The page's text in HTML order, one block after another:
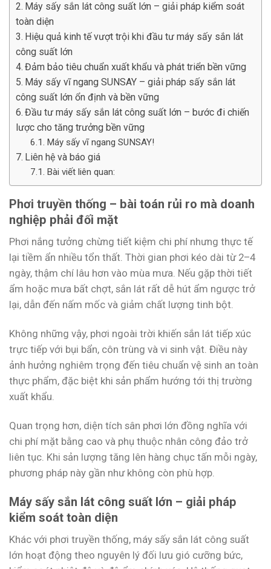
Máy sấy sắn lát công suất lớn – giải pháp kiểm soát
toàn diện
Hiệu quả kinh tế vượt trội khi đầu tư máy sấy sắn lát
công suất lớn
Đảm bảo tiêu chuẩn xuất khẩu và phát triển bền vững
Máy sấy vĩ ngang SUNSAY – giải pháp sấy sắn lát
công suất lớn ổn định và bền vững
Đầu tư máy sấy sắn lát công suất lớn – bước đi chiến
lược cho tăng trưởng bền vững
Máy sấy vĩ ngang SUNSAY!
Liên hệ và báo giá
Bài viết liên quan:
Phơi truyền thống – bài toán rủi ro mà doanh
nghiệp phải đối mặt
Phơi nắng tưởng chừng tiết kiệm chi phí nhưng thực tế
lại tiềm ẩn nhiều tổn thất. Thời gian phơi kéo dài từ 2–4
ngày, thậm chí lâu hơn vào mùa mưa. Nếu gặp thời tiết
ẩm hoặc mưa bất chợt, sắn lát rất dễ hút ẩm ngược trở
lại, dẫn đến nấm mốc và giảm chất lượng tinh bột.
Không những vậy, phơi ngoài trời khiến sắn lát tiếp xúc
trực tiếp với bụi bẩn, côn trùng và vi sinh vật. Điều này
ảnh hưởng nghiêm trọng đến tiêu chuẩn vệ sinh an toàn
thực phẩm, đặc biệt khi sản phẩm hướng tới thị trường
xuất khẩu.
Quan trọng hơn, diện tích sân phơi lớn đồng nghĩa với
chi phí mặt bằng cao và phụ thuộc nhân công đảo trở
liên tục. Khi sản lượng tăng lên hàng chục tấn mỗi ngày,
phương pháp này gần như không còn phù hợp.
Máy sấy sắn lát công suất lớn – giải pháp
kiểm soát toàn diện
Khác với phơi truyền thống, máy sấy sắn lát công suất
lớn hoạt động theo nguyên lý đối lưu gió cưỡng bức,